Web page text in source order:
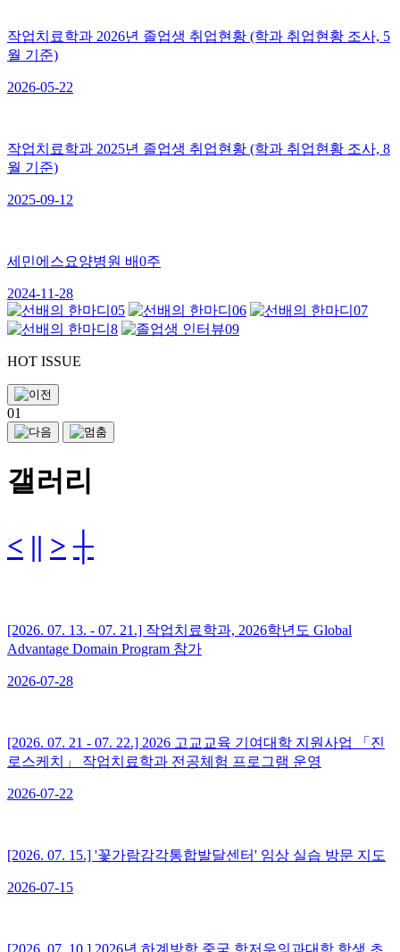
작업치료학과 2026년 졸업생 취업현황 (학과 취업현황 조사, 5
월 기준)
2026-05-22
작업치료학과 2025년 졸업생 취업현황 (학과 취업현황 조사, 8
월 기준)
2025-09-12
세민에스요양병원 배0주
2024-11-28
HOT ISSUE
01
갤러리
< || > ┼
[2026. 07. 13. - 07. 21.] 작업치료학과, 2026학년도 Global
Advantage Domain Program 참가
2026-07-28
[2026. 07. 21 - 07. 22.] 2026 고교교육 기여대학 지원사업 「진
로스케치」 작업치료학과 전공체험 프로그램 운영
2026-07-22
[2026. 07. 15.] '꽃가람감각통합발달센터' 임상 실습 방문 지도
2026-07-15
[2026. 07. 10.] 2026년 하계방학 중국 항저우의과대학 학생 초